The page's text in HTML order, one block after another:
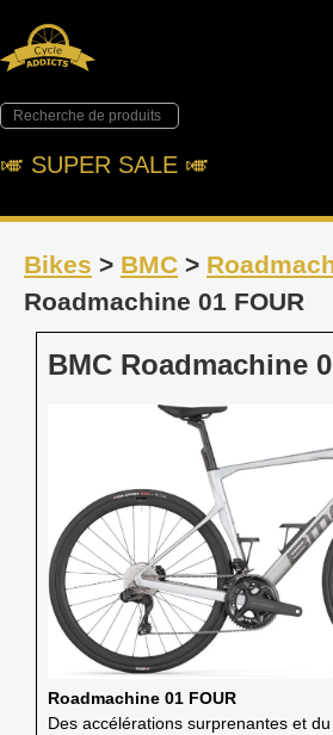
🎺︎ SUPER SALE 🎺︎
Bikes > BMC >
Roadmachine 01 FOUR
BMC Roadmachine
Roadmachine 01 FOUR
Des accélérations surprenantes et